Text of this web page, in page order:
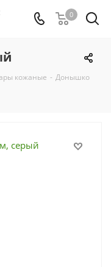
0
кожаные - Донышко